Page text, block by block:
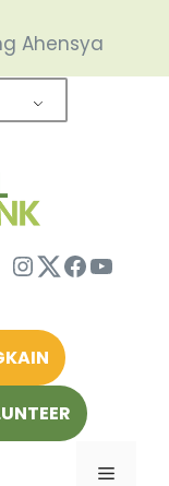
Ahensya
Instagram
Twitter
Menu